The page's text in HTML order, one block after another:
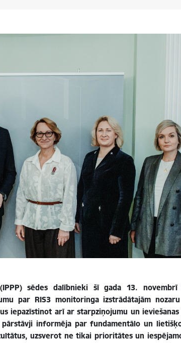
sēdes dalībnieki šī gada 13. novembrī
par RIS3 monitoringa izstrādātajām
iepazīstinot arī ar starpziņojumu un
informēja par fundamentālo un
uzsverot ne tikai prioritātes un